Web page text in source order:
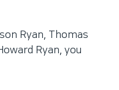
Ryan, Thomas
Ryan, you